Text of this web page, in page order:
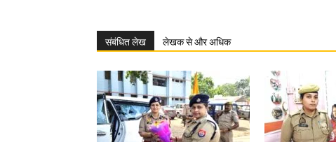
संबंधित लेख लेखक से और अधिक